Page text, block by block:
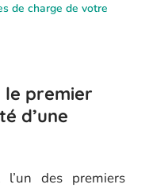
de charge de votre
le premier
d’une
des premiers